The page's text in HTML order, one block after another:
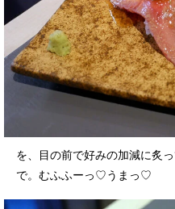
を、目の前で好みの加減に炙
で。むふふーっ♡うまっ♡